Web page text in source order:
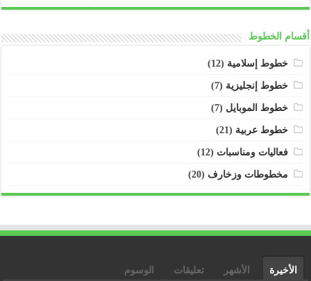
أقسام الخطوط
خطوط إسلامية (12)
خطوط إنجليزية (7)
خطوط الموبايل (7)
خطوط عربية (21)
فعاليات ومناسبات (12)
مخطوطات وزخارف (20)
الأخيرة الأشهر تعليقات الوسوم